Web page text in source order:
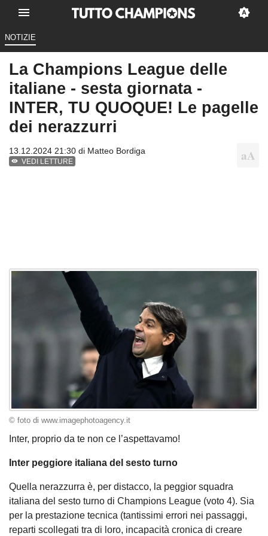
NOTIZIE
La Champions League delle
italiane - sesta giornata -
INTER, TU QUOQUE! Le pagelle
dei nerazzurri
13.12.2024 21:30 di Matteo Bordiga
VEDI LETTURE
© foto di www.imagephotoagency.it
Inter, proprio da te non ce l’aspettavamo!
Inter peggiore italiana del sesto turno
Quella nerazzurra è, per distacco, la peggior squadra
italiana del sesto turno di Champions League (voto 4). Sia
per la prestazione tecnica (tantissimi errori nei passaggi,
reparti scollegati tra di loro, incapacità cronica di creare